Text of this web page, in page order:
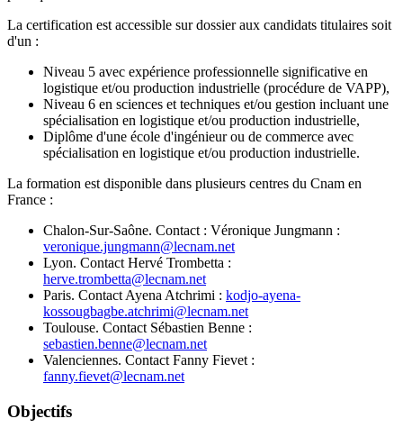
La certification est accessible sur dossier aux candidats titulaires soit
d'un :
Niveau 5 avec expérience professionnelle significative en
logistique et/ou production industrielle (procédure de VAPP),
Niveau 6 en sciences et techniques et/ou gestion incluant une
spécialisation en logistique et/ou production industrielle,
Diplôme d'une école d'ingénieur ou de commerce avec
spécialisation en logistique et/ou production industrielle.
La formation est disponible dans plusieurs centres du Cnam en
France :
Chalon-Sur-Saône. Contact : Véronique Jungmann :
veronique.jungmann@lecnam.net
Lyon. Contact Hervé Trombetta :
herve.trombetta@lecnam.net
Paris. Contact Ayena Atchrimi : kodjo-ayena-
kossougbagbe.atchrimi@lecnam.net
Toulouse. Contact Sébastien Benne :
sebastien.benne@lecnam.net
Valenciennes. Contact Fanny Fievet :
fanny.fievet@lecnam.net
Objectifs